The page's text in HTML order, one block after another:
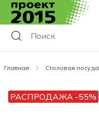
Главная Столовая посуда
РАСПРОДАЖА -55%